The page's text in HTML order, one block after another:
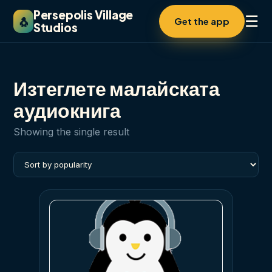
🐧 Persepolis Village
Studios
Get the app ☰
Изтеглете малайската
аудиокнига
Showing the single result